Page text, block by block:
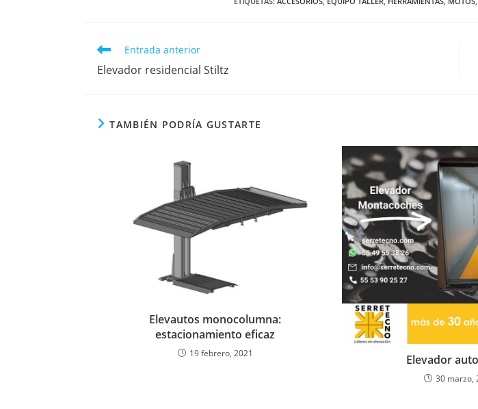
Entrada anterior
Elevador residencial Stiltz
TAMBIÉN PODRÍA GUSTARTE
Elevautos monocolumna:
estacionamiento eficaz
19 febrero, 2021 Elevador
30 marzo,